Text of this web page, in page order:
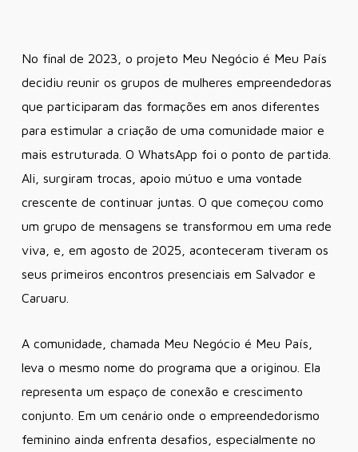
No final de 2023, o projeto Meu Negócio é Meu País
decidiu reunir os grupos de mulheres empreendedoras
que participaram das formações em anos diferentes
para estimular a criação de uma comunidade maior e
mais estruturada. O WhatsApp foi o ponto de partida.
Ali, surgiram trocas, apoio mútuo e uma vontade
crescente de continuar juntas. O que começou como
um grupo de mensagens se transformou em uma rede
viva, e, em agosto de 2025, aconteceram tiveram os
seus primeiros encontros presenciais em Salvador e
Caruaru.
A comunidade, chamada Meu Negócio é Meu País,
leva o mesmo nome do programa que a originou. Ela
representa um espaço de conexão e crescimento
conjunto. Em um cenário onde o empreendedorismo
feminino ainda enfrenta desafios, especialmente no